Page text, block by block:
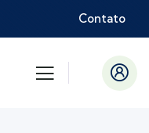
Contato